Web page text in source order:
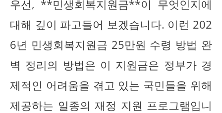
우선, **민생회복지원금**이 무엇인지에
대해 깊이 파고들어 보겠습니다. 이런 202
6년 민생회복지원금 25만원 수령 방법 완
벽 정리의 방법은 이 지원금은 정부가 경
제적인 어려움을 겪고 있는 국민들을 위해
제공하는 일종의 재정 지원 프로그램입니